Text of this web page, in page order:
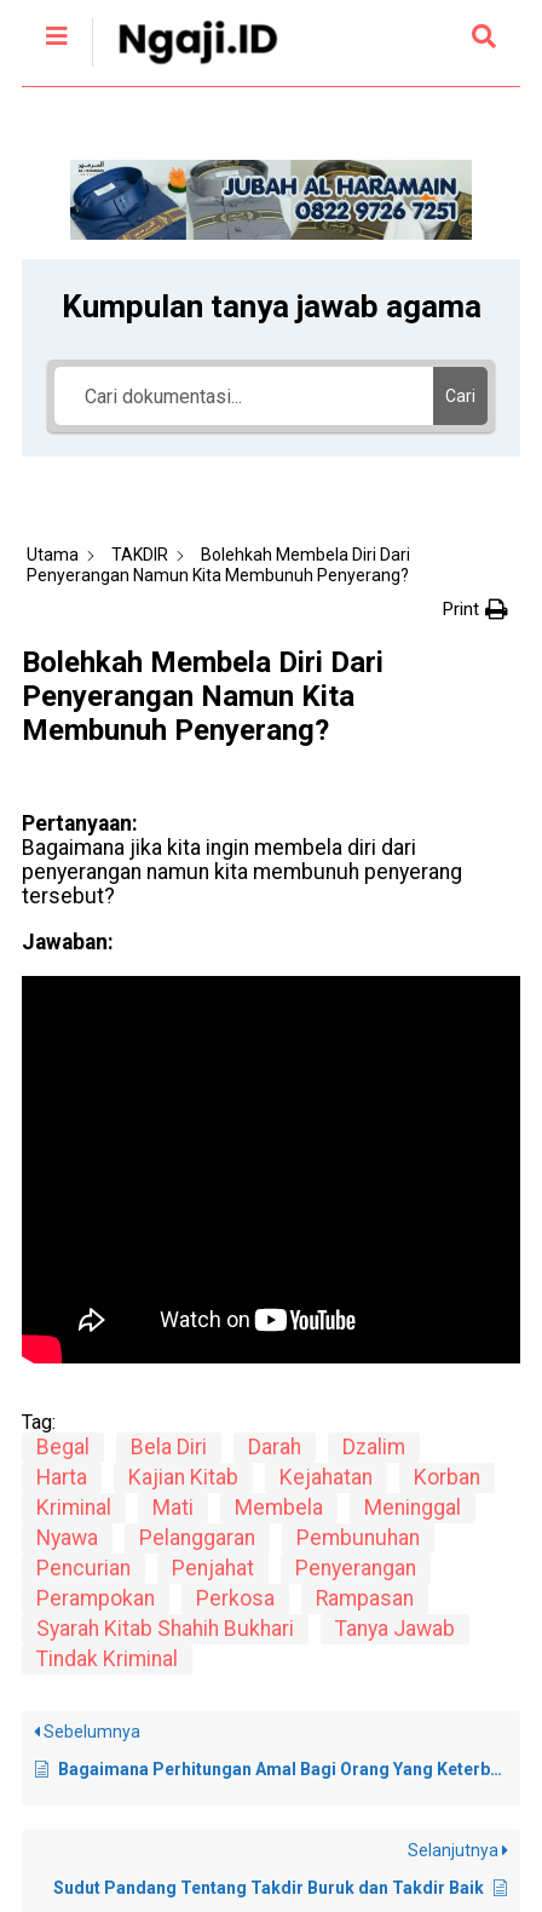
Kumpulan tanya jawab agama
Cari
Utama TAKDIR
Bolehkah Membela Diri Dari
Penyerangan Namun Kita Membunuh Penyerang?
Print
Bolehkah Membela Diri Dari
Penyerangan Namun Kita
Membunuh Penyerang?
Pertanyaan:
Bagaimana jika kita ingin membela diri dari
penyerangan namun kita membunuh penyerang
tersebut?
Jawaban:
Tag:
Begal Bela Diri Darah
Dzalim
Harta
Kajian Kitab Kejahatan
Korban
Kriminal
Mati Membela
Meninggal
Nyawa
Pelanggaran
Pembunuhan
Pencurian
Penjahat
Penyerangan
Perampokan
Perkosa
Rampasan
Syarah Kitab Shahih Bukhari
Tanya Jawab
Tindak Kriminal
Sebelumnya
Bagaimana Perhitungan Amal Bagi Orang Yang Keterbelakangan Mental?
Selanjutnya
Sudut Pandang Tentang Takdir Buruk dan Takdir Baik